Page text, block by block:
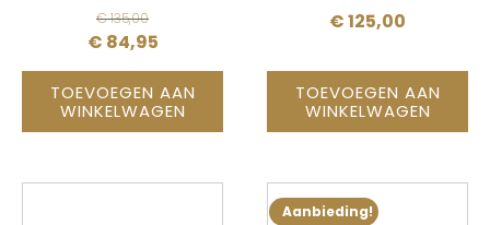
€135,00
OORSPRONKELIJKE
PRIJS
WAS:
€ 135,00.
€ 84,95HUIDIGE
PRIJS
IS:
€ 84,95.
TOEVOEGEN AAN
WINKELWAGEN
€125,00
TOEVOEGEN AAN
WINKELWAGEN
Aanbieding!